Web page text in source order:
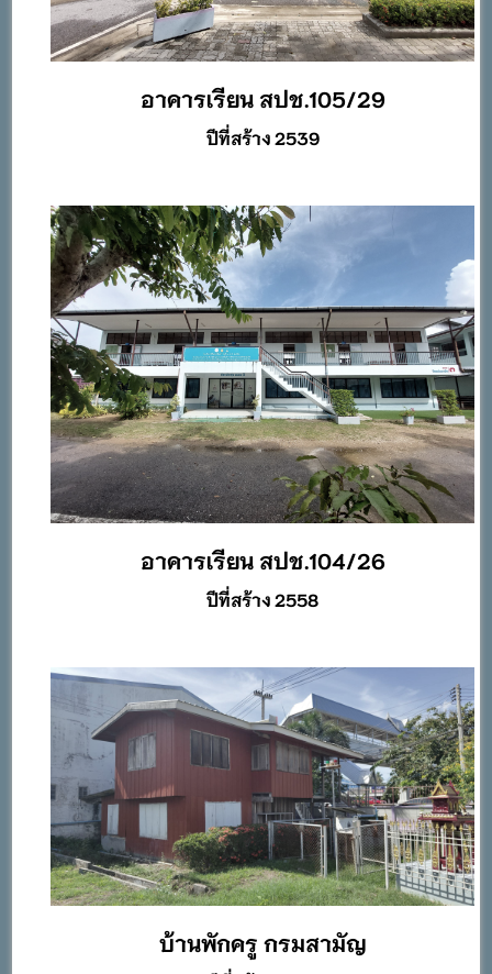
อาคารเรียน สปช.105/29
ปีที่สร้าง 2539
อาคารเรียน สปช.104/26
ปีที่สร้าง 2558
บ้านพักครู กรมสามัญ